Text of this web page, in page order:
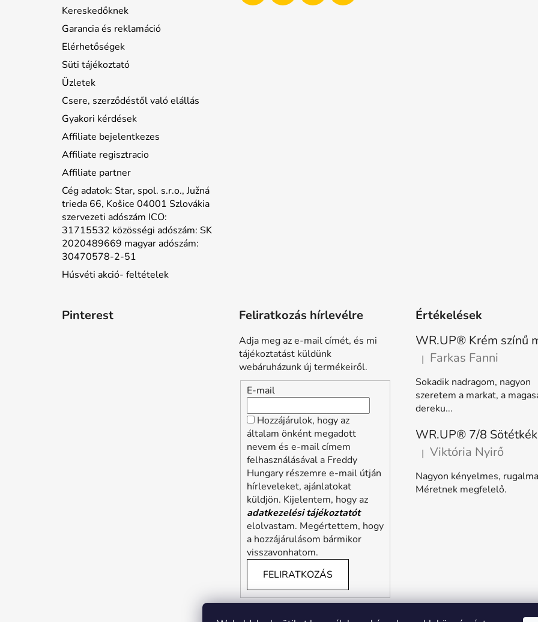
Kereskedőknek
Garancia és reklamáció
Elérhetőségek
Süti tájékoztató
Üzletek
Csere, szerződéstől való elállás
Gyakori kérdések
Affiliate bejelentkezes
Affiliate regisztracio
Affiliate partner
Cég adatok: Star, spol. s.r.o., Južná
trieda 66, Košice 04001 Szlovákia
szervezeti adószám ICO:
31715532 közösségi adószám: SK
2020489669 magyar adószám:
30470578-2-51
Húsvéti akció- feltételek
Pinterest Feliratkozás hírlevélre
Adja meg az e-mail címét, és mi
tájékoztatást küldünk
webáruházunk új termékeiről.
E-mail
Hozzájárulok, hogy az
általam önként megadott
nevem és e-mail címem
felhasználásával a Freddy
Hungary részemre e-mail útján
hírleveleket, ajánlatokat
küldjön. Kijelentem, hogy az
adatkezelési tájékoztatót
elolvastam. Megértettem, hogy
a hozzájárulásom bármikor
visszavonhatom.
FELIRATKOZÁS
Értékelések
A termék értékelése 5-ből 5
| Farkas Fanni
Sokadik nadragom, nagyon
szeretem a markat, a
dereku...
A termék értékelése 5-ből 5
| Viktória Nyirő
Nagyon kényelmes,
Méretnek megfelelő.